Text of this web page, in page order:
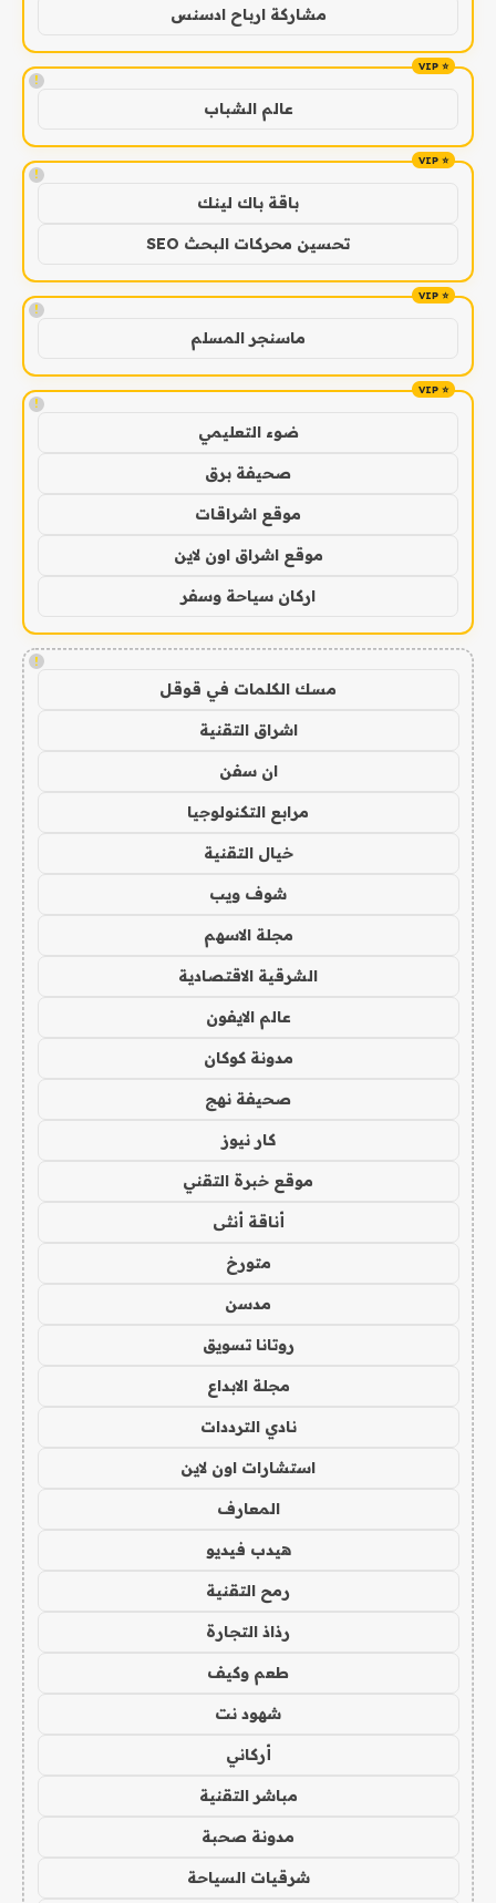
مشاركة ارباح ادسنس
!
عالم الشباب
!
باقة باك لينك
تحسين محركات البحث SEO
!
ماسنجر المسلم
!
ضوء التعليمي
صحيفة برق
موقع اشراقات
موقع اشراق اون لاين
اركان سياحة وسفر
!
مسك الكلمات في قوقل
اشراق التقنية
ان سفن
مرابع التكنولوجيا
خيال التقنية
شوف ويب
مجلة الاسهم
الشرقية الاقتصادية
عالم الايفون
مدونة كوكان
صحيفة نهج
كار نيوز
موقع خبرة التقني
أناقة أنثى
متورخ
مدسن
روتانا تسويق
مجلة الابداع
نادي الترددات
استشارات اون لاين
المعارف
هيدب فيديو
رمح التقنية
رذاذ التجارة
طعم وكيف
شهود نت
أركاني
مباشر التقنية
مدونة صحبة
شرقيات السياحة